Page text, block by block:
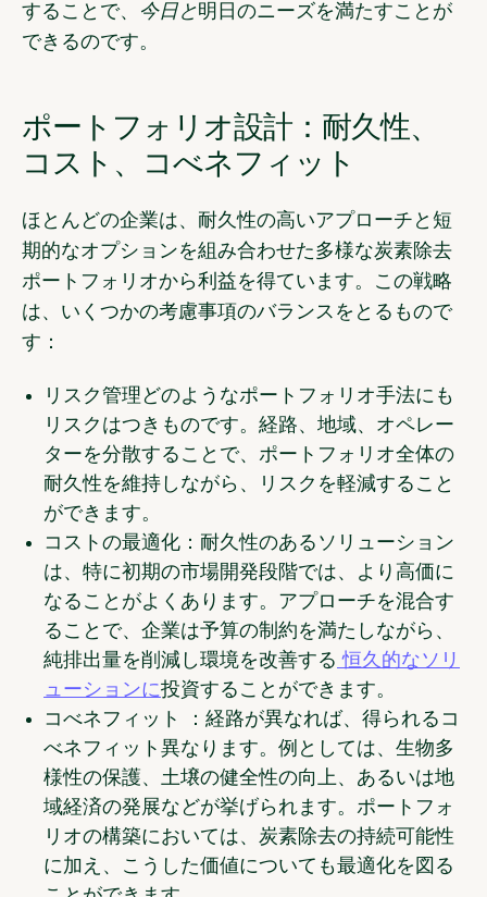
することで、
今日と明日のニーズを満たすことが
できるのです。
ポートフォリオ設計：耐久性、
コスト、コべネフィット
ほとんどの企業は、耐久性の高いアプローチと短
期的なオプションを組み合わせた多様な炭素除去
ポートフォリオから利益を得ています。この戦略
は、いくつかの考慮事項のバランスをとるもので
す：
リスク管理どのようなポートフォリオ手法にも
リスクはつきものです。経路、地域、オペレー
ターを分散することで、ポートフォリオ全体の
耐久性を維持しながら、リスクを軽減すること
ができます。
コストの最適化 ：耐久性のあるソリューション
は、特に初期の市場開発段階では、より高価に
なることがよくあります。アプローチを混合す
ることで、企業は予算の制約を満たしながら、
純排出量を削減し環境を改善する 恒久的なソリ
ューションに投資することができます。
コべネフィット
：経路が異なれば、得られるコ
べネフィット異なります。例としては、生物多
様性の保護、土壌の健全性の向上、あるいは地
域経済の発展などが挙げられます。ポートフォ
リオの構築においては、炭素除去の持続可能性
に加え、こうした価値についても最適化を図る